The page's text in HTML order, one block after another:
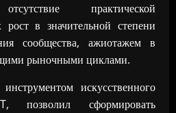
практической
в значительной степени
сообщества, ажиотажем в
рыночными циклами.
искусственного
позволил сформировать